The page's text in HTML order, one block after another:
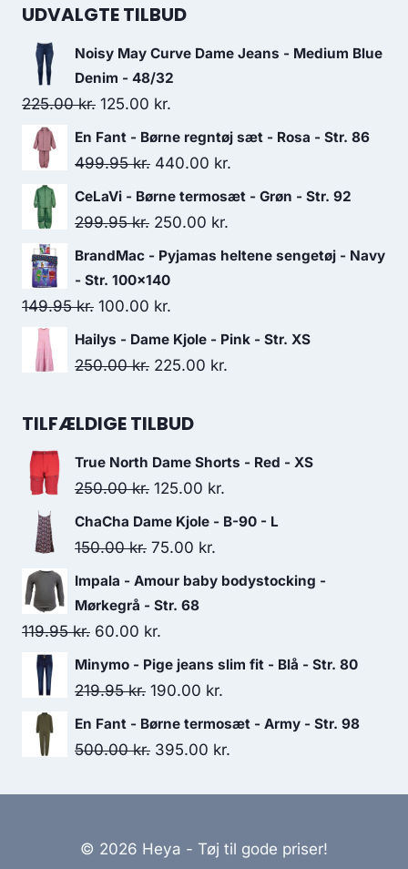
was:
UDVALGTE TILBUD
Noisy May Curve Dame Jeans - Medium Blue
Denim - 48/32
225.00kr. Original
price
was:
125.00 kr.
price
is:
En Fant - Børne regntøj sæt - Rosa - Str. 86
499.95kr. Original
price
was:
440.00 kr.
price
CeLaVi - Børne termosæt - Grøn - Str. 92
299.95kr. Original
price
was:
299.95 kr..
250.00 kr.
price
BrandMac - Pyjamas heltene sengetøj - Navy
- Str. 100x140
149.95kr. Original
price
was:
100.00 kr.
price
is:
Hailys - Dame Kjole - Pink - Str. XS
250.00kr. Original
was:
225.00 kr.
TILFÆLDIGE TILBUD
True North Dame Shorts - Red - XS
250.00kr. Original
price
was:
125.00 kr.
price
ChaCha Dame Kjole - B-90 - L
150.00kr. Original
price
was:
150.00 kr..
75.00 kr.
price
Impala - Amour baby bodystocking -
Mørkegrå - Str. 68
119.95kr. Original
price
was:
60.00 kr.
price
is:
Minymo - Pige jeans slim fit - Blå - Str. 80
219.95kr. Original
price
was:
190.00 kr.
price
is:
En Fant - Børne termosæt - Army - Str. 98
500.00kr. Original
395.00 kr.
© 2026 Heya - Tøj til gode priser!